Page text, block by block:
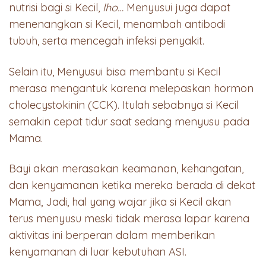
nutrisi bagi si Kecil, lho… Menyusui juga dapat
menenangkan si Kecil, menambah antibodi
tubuh, serta mencegah infeksi penyakit.
Selain itu, Menyusui bisa membantu si Kecil
merasa mengantuk karena melepaskan hormon
cholecystokinin (CCK). Itulah sebabnya si Kecil
semakin cepat tidur saat sedang menyusu pada
Mama.
Bayi akan merasakan keamanan, kehangatan,
dan kenyamanan ketika mereka berada di dekat
Mama, Jadi, hal yang wajar jika si Kecil akan
terus menyusu meski tidak merasa lapar karena
aktivitas ini berperan dalam memberikan
kenyamanan di luar kebutuhan ASI.